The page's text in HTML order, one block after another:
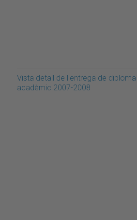
Vista detall de l'entrega de
acadèmic 2007-2008